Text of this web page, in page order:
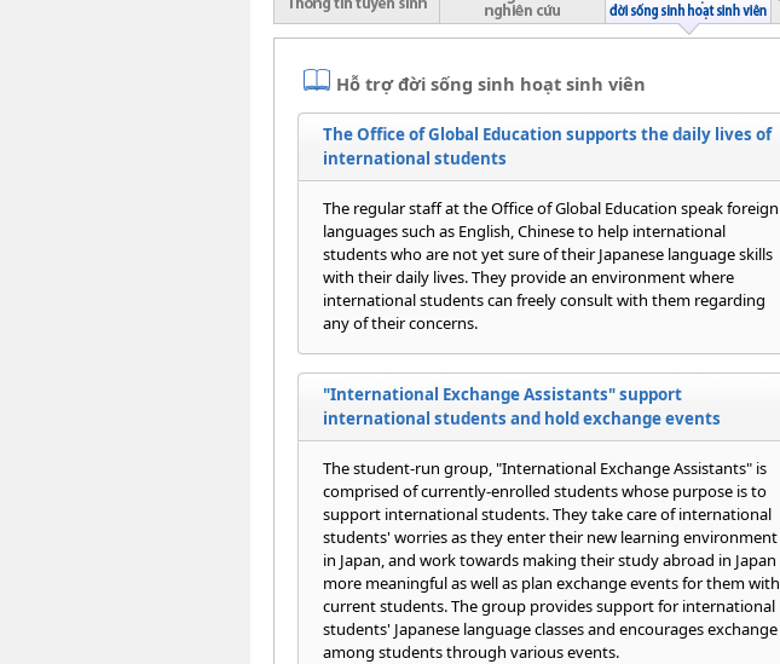
Hỗ trợ đời sống sinh hoạt sinh viên
The Office of Global Education supports the daily lives of
international students
The regular staff at the Office of Global Education speak foreign
languages such as English, Chinese to help international
students who are not yet sure of their Japanese language skills
with their daily lives. They provide an environment where
international students can freely consult with them regarding
any of their concerns.
"International Exchange Assistants" support
international students and hold exchange events
The student-run group, "International Exchange Assistants" is
comprised of currently-enrolled students whose purpose is to
support international students. They take care of international
students' worries as they enter their new learning environment
in Japan, and work towards making their study abroad in Japan
more meaningful as well as plan exchange events for them with
current students. The group provides support for international
students' Japanese language classes and encourages exchange
among students through various events.